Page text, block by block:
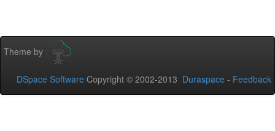
Theme by
DSpace Software Copyright © 2002-2013 Duraspace - Feedback